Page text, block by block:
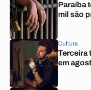
Paraíba
mil são
Cultura
Terceira
em